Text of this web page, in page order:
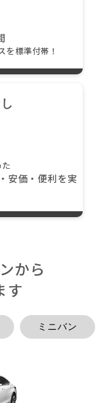
を標準付帯！
安価・便利を実
から
す
ミニバン